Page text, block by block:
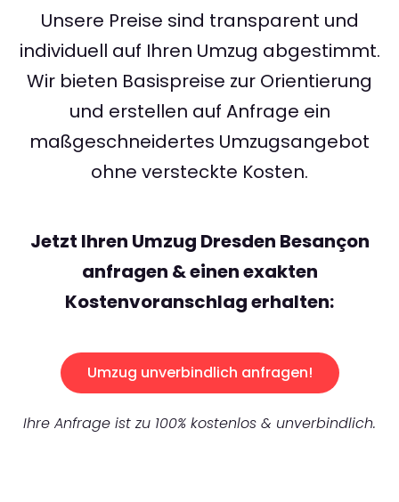
Unsere Preise sind transparent und
individuell auf Ihren Umzug abgestimmt.
Wir bieten Basispreise zur Orientierung
und erstellen auf Anfrage ein
maßgeschneidertes Umzugsangebot
ohne versteckte Kosten.
Jetzt Ihren Umzug Dresden Besançon
anfragen & einen exakten
Kostenvoranschlag erhalten:
Umzug unverbindlich anfragen!
Ihre Anfrage ist zu 100% kostenlos & unverbindlich.